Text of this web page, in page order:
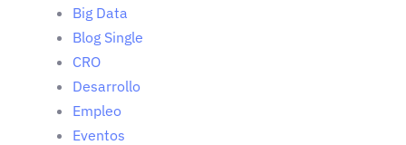
Big Data
Blog Single
CRO
Desarrollo
Empleo
Eventos